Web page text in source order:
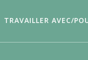
TRAVAILLER AVEC/